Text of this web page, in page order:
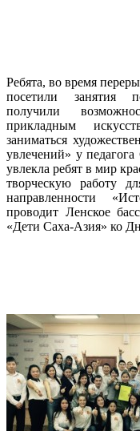
Ребята, во время
посетили занятия
получили
прикладным
заниматься
увлечений» у
увлекла ребят в мир
творческую работу
направленности
проводит Ленское
«Дети Саха-Азия» ко